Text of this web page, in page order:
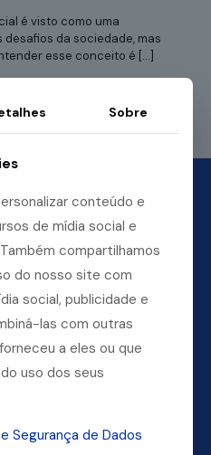
é visto como uma
da sociedade, mas
esse conceito é […]
a nossa central.
Sobre
conteúdo e
de mídia social e
compartilhamos
do nosso site com
social, publicidade e
las com outras
a eles ou que
uso dos seus
Segurança de Dados